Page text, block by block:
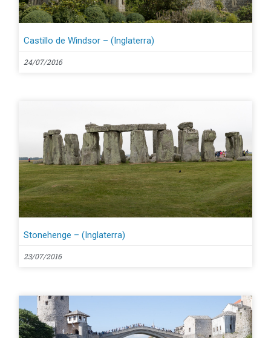
Castillo de Windsor – (Inglaterra)
24/07/2016
Stonehenge – (Inglaterra)
23/07/2016